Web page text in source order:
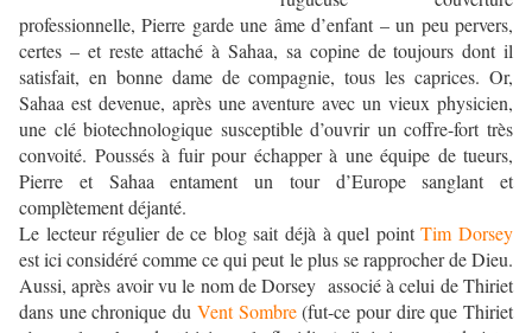
professionnelle, Pierre garde une âme d’enfant – un peu pervers,
certes – et reste attaché à Sahaa, sa copine de toujours dont il
satisfait, en bonne dame de compagnie, tous les caprices. Or,
Sahaa est devenue, après une aventure avec un vieux physicien,
une clé biotechnologique susceptible d’ouvrir un coffre-fort très
convoité. Poussés à fuir pour échapper à une équipe de tueurs,
Pierre et Sahaa entament un tour d’Europe sanglant et
complètement déjanté.
Le lecteur régulier de ce blog sait déjà à quel pointTim Dorsey
est ici considéré comme ce qui peut le plus se rapprocher de Dieu.
Aussi, après avoir vu le nom de Dorsey associé à celui de Thiriet
dans une chronique du Vent Sombre(fut-ce pour dire que Thiriet